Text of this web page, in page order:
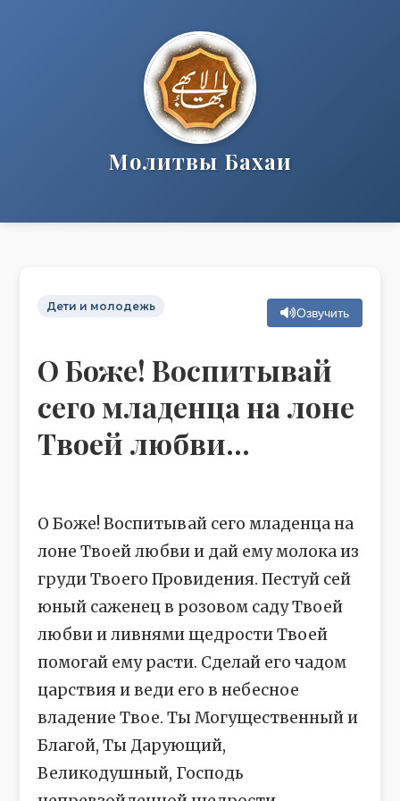
Молитвы Бахаи
Дети и молодежь Озвучить
О Боже! Воспитывай
сего младенца на лоне
Твоей любви...
О Боже! Воспитывай сего младенца на
лоне Твоей любви и дай ему молока из
груди Твоего Провидения. Пестуй сей
юный саженец в розовом саду Твоей
любви и ливнями щедрости Твоей
помогай ему расти. Сделай его чадом
царствия и веди его в небесное
владение Твое. Ты Могущественный и
Благой, Ты Дарующий,
Великодушный, Господь